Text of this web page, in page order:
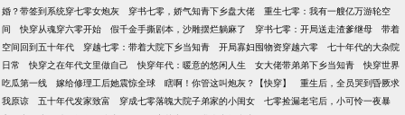
婚？带签到系统穿七零女炮灰
穿书七零，娇气知青下乡盘大佬
重生七零：我有一艘亿万游轮空
间
快穿从魂穿六零开始 假千金手撕剧本，沙雕摆烂躺麻了 穿书七零：开局送走渣爹继母
带着
空间回到五十年代
穿越七零：带着大院下乡当知青 开局寡妇囤物资穿越六零
七十年代的大杂院
日常
快穿之在年代文里做自己 快穿年代：暖意的悠闲人生 女大佬带弟弟下乡当知青
快穿世界
吃瓜第一线
嫁给修理工后她震惊全球 瞎啊！你管这叫炮灰？【快穿】
重生后，全员哭到昏厥求
我原谅
五十年代发家致富 穿成七零落魄大院子弟家的小闺女
七零捡漏老宅后，小可怜一夜暴